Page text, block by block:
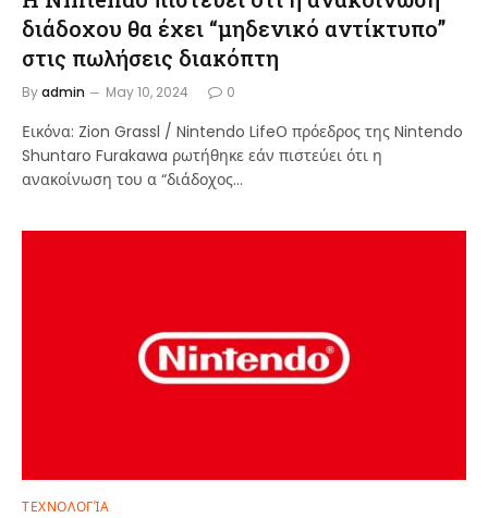
διάδοχου θα έχει “μηδενικό αντίκτυπο”
στις πωλήσεις διακόπτη
Byadmin May 10, 2024 0
Εικόνα: Zion Grassl / Nintendo LifeΟ πρόεδρος της Nintendo
Shuntaro Furakawa ρωτήθηκε εάν πιστεύει ότι η
ανακοίνωση του α “διάδοχος…
ΤΕΧΝΟΛΟΓΊΑ